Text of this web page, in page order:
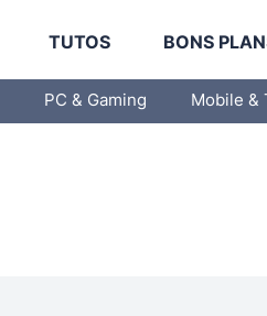
TUTOS BONS
PC & Gaming Mobile &